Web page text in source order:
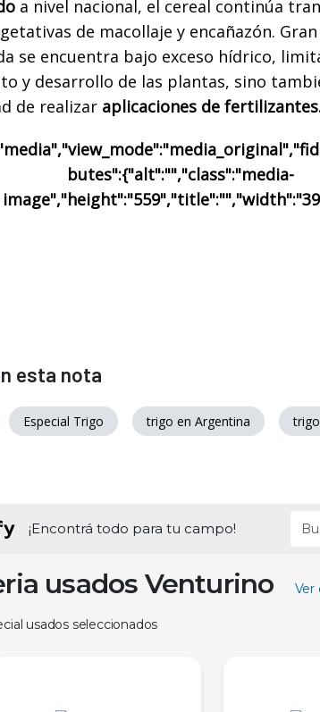
a nivel nacional, el cereal continúa
de macollaje y encañazón.
se encuentra bajo exceso hídrico,
y desarrollo de las plantas, sino
de realizar aplicaciones de
butes":{"alt":"","class":"media-
esta nota
Especial Trigo trigo en Argentina trigo
¡Encontrá todo para tu campo!
usados Venturino Ver
usados seleccionados